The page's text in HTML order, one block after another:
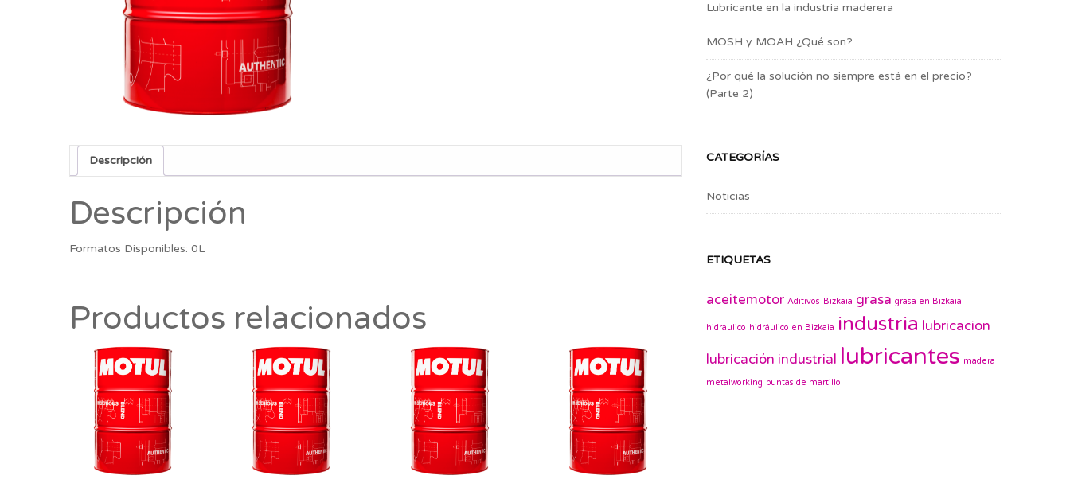
Descripción
Descripción
Formatos Disponibles: 0L
Productos relacionados
Lubricante en la industria maderera
MOSH y MOAH ¿Qué son?
¿Por qué la solución no siempre está en el precio?
(Parte 2)
CATEGORÍAS
Noticias
ETIQUETAS
aceitemotor Aditivos Bizkaia grasa grasa en Bizkaia
hidraulico hidráulico en Bizkaia industria lubricacion
lubricación industrial lubricantes madera
metalworking puntas de martillo